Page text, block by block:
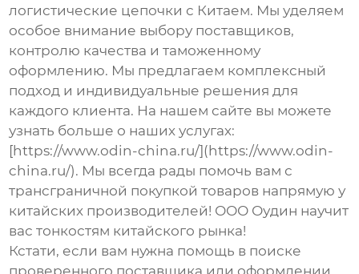
логистические цепочки с Китаем. Мы уделяем
особое внимание выбору поставщиков,
контролю качества и таможенному
оформлению. Мы предлагаем комплексный
подход и индивидуальные решения для
каждого клиента. На нашем сайте вы можете
узнать больше о наших услугах:
[https://www.odin-china.ru/](https://www.odin-
china.ru/). Мы всегда рады помочь вам с
трансграничной покупкой товаров напрямую у
китайских производителей! ООО Оудин научит
вас тонкостям китайского рынка!
Кстати, если вам нужна помощь в поиске